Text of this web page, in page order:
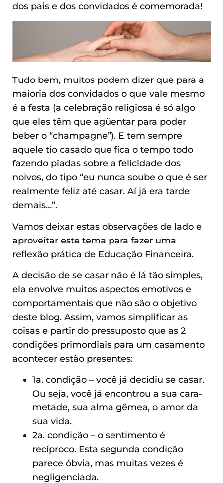
dos pais e dos convidados é comemorada!
Tudo bem, muitos podem dizer que para a
maioria dos convidados o que vale mesmo
é a festa (a celebração religiosa é só algo
que eles têm que agüentar para poder
beber o “champagne”). E tem sempre
aquele tio casado que fica o tempo todo
fazendo piadas sobre a felicidade dos
noivos, do tipo “eu nunca soube o que é ser
realmente feliz até casar. Aí já era tarde
demais…”.
Vamos deixar estas observações de lado e
aproveitar este tema para fazer uma
reflexão prática de Educação Financeira.
A decisão de se casar não é lá tão simples,
ela envolve muitos aspectos emotivos e
comportamentais que não são o objetivo
deste blog. Assim, vamos simplificar as
coisas e partir do pressuposto que as 2
condições primordiais para um casamento
acontecer estão presentes:
1a. condição – você já decidiu se casar.
Ou seja, você já encontrou a sua cara-
metade, sua alma gêmea, o amor da
sua vida.
2a. condição – o sentimento é
recíproco. Esta segunda condição
parece óbvia, mas muitas vezes é
negligenciada.